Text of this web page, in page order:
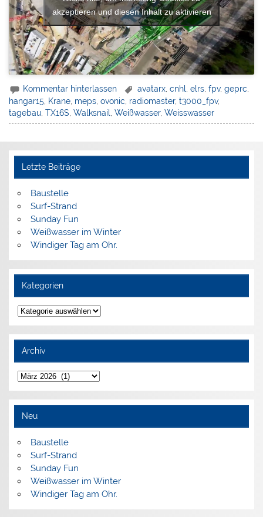
akzeptieren und diesen Inhalt zu aktivieren
Kommentar hinterlassen avatarx ,cnhl ,elrs ,fpv,geprc
hangar15
Krane meps ,ovonic radiomaster,t3000_fpv,
tagebau ,TX16S ,Walksnail ,Weißwasser,Weisswasser
Letzte Beiträge
Baustelle
Surf-Strand
Sunday Fun
Weißwasser im Winter
Windiger Tag am Ohr.
Kategorien
Kategorien
Archiv
Archiv
Neu
Baustelle
Surf-Strand
Sunday Fun
Weißwasser im Winter
Windiger Tag am Ohr.